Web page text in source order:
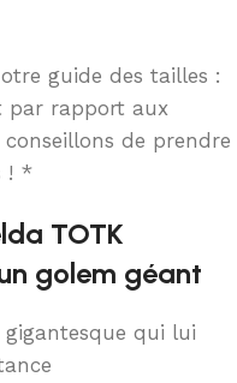
guide des tailles :
par rapport aux
de prendre
! *
TOTK
golem géant
qui lui